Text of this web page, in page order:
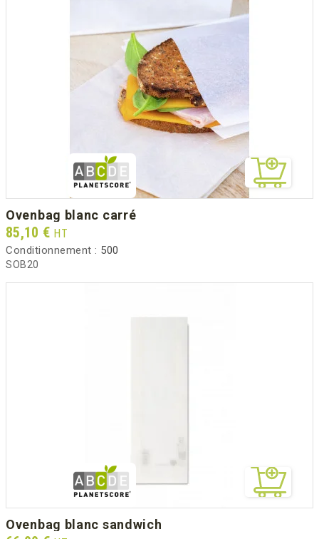
ovenbag blanc carré
Prix
85,10 € HT
Conditionnement : 500
SOB20
ovenbag blanc sandwich